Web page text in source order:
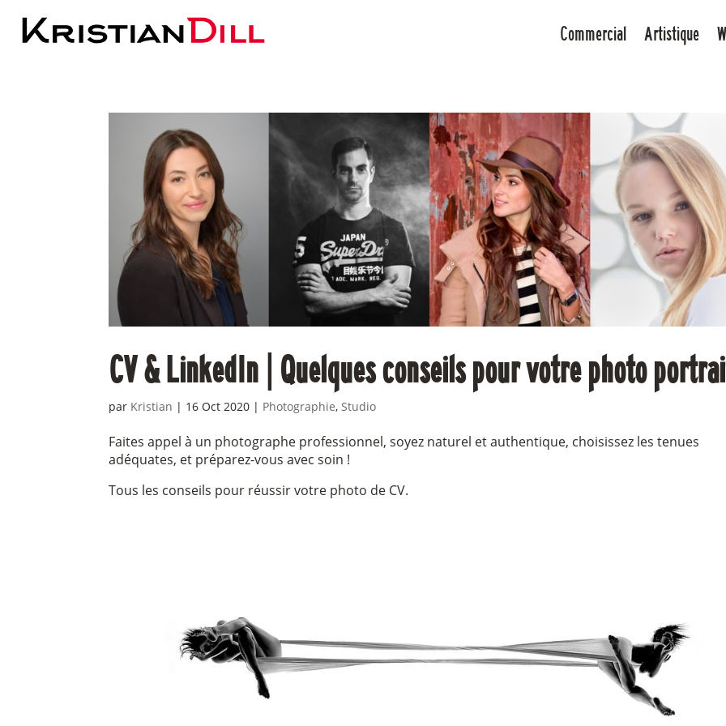
Commercial Artistique
CV & LinkedIn | Quelques conseils pour votre photo
par Kristian | 16 Oct 2020 | Photographie,Studio
Faites appel à un photographe professionnel, soyez naturel et authentique, choisissez les tenues
adéquates, et préparez-vous avec soin !
Tous les conseils pour réussir votre photo de CV.